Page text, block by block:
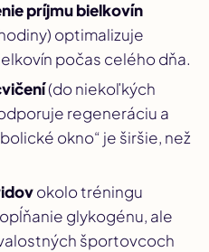
príjmu bielkovín
optimalizuje
počas celého dňa.
(do niekoľkých
regeneráciu a
okno“ je širšie, než
okolo tréningu
glykogénu, ale
športovcoch